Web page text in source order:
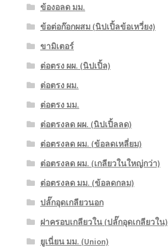
ข้องอลด มม.
ข้อต่อก๊อกผสม (นิปเปิ้ลข้อเหวี่ยง)
ขามิเตอร์
ต่อตรง ผผ. (นิปเปิ้ล)
ต่อตรง ผม.
ต่อตรง มม.
ต่อตรงลด ผผ. (นิปเปิ้ลลด)
ต่อตรงลด ผม. (ข้อลดเหลี่ยม)
ต่อตรงลด ผม. (เกลียวในใหญ่กว่า)
ต่อตรงลด มม. (ข้อลดกลม)
ปลั๊กอุดเกลียวนอก
ฝาครอบเกลียวใน (ปลั๊กอุดเกลียวใน)
ยูเนี่ยน มม. (Union)